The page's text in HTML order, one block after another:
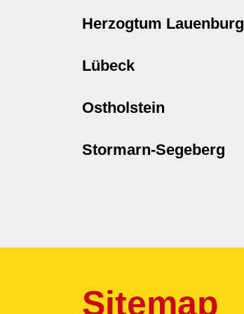
Herzogtum Lauenburg
Lübeck
Ostholstein
Stormarn-Segeberg
Sitemap